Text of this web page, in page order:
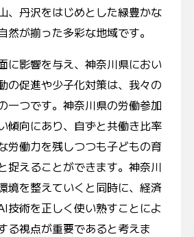
、丹沢をはじめとした緑豊かな
が揃った多彩な地域です。
に影響を与え、神奈川県におい
の促進や少子化対策は、我々の
一つです。神奈川県の労働参加
傾向にあり、自ずと共働き比率
労働力を残しつつも子どもの育
捉えることができます。神奈川
境を整えていくと同時に、経済
技術を正しく使い熟すことによ
る視点が重要であると考えま